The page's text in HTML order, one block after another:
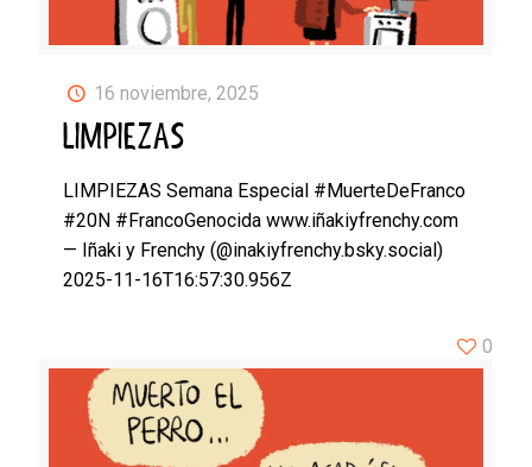
16 noviembre, 2025
LIMPIEZAS
LIMPIEZAS Semana Especial #MuerteDeFranco
#20N #FrancoGenocida www.iñakiyfrenchy.com
— Iñaki y Frenchy (@inakiyfrenchy.bsky.social)
2025-11-16T16:57:30.956Z
0